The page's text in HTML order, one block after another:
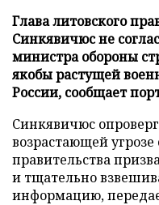
Глава литовского
Синкявичюс не
министра обороны
якобы растущей
России, сообщает
Синкявичюс
возрастающей угрозе
правительства
и тщательно
информацию,